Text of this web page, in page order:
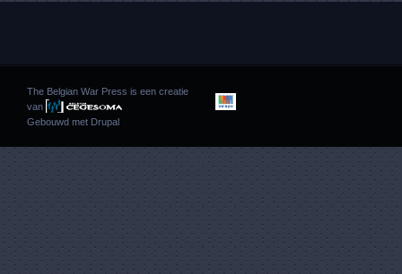
The Belgian War Press is een creatie
van
Gebouwd met Drupal